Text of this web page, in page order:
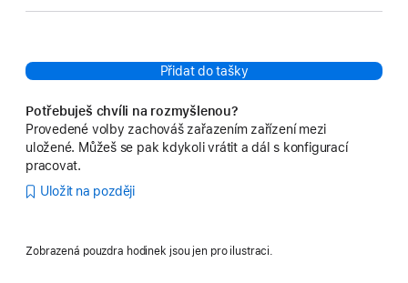
Přidat do tašky
Potřebuješ chvíli na rozmyšlenou?
Provedené volby zachováš zařazením zařízení mezi
uložené. Můžeš se pak kdykoli vrátit a dál s konfigurací
pracovat.
Uložit na později
Zobrazená pouzdra hodinek jsou jen pro ilustraci.